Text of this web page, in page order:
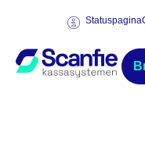
Statuspagina